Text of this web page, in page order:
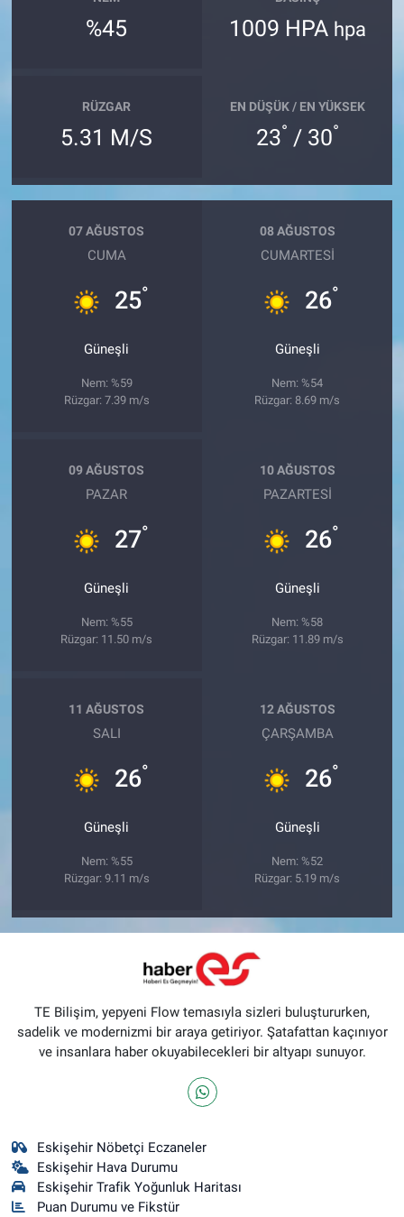
%45 1009 HPA hpa
RÜZGAR
5.31 M/S
EN DÜŞÜK / EN YÜKSEK
23° / 30°
07 AĞUSTOS
CUMA
25°
Güneşli
Nem: %59
Rüzgar: 7.39 m/s
08 AĞUSTOS
CUMARTESI
26°
Güneşli
Nem: %54
Rüzgar: 8.69 m/s
09 AĞUSTOS
PAZAR
27°
Güneşli
Nem: %55
Rüzgar: 11.50 m/s
10 AĞUSTOS
PAZARTESI
26°
Güneşli
Nem: %58
Rüzgar: 11.89 m/s
11 AĞUSTOS
SALI
26°
Güneşli
Nem: %55
Rüzgar: 9.11 m/s
12 AĞUSTOS
ÇARŞAMBA
26°
Güneşli
Nem: %52
Rüzgar: 5.19 m/s
TE Bilişim, yepyeni Flow temasıyla sizleri buluştururken,
sadelik ve modernizmi bir araya getiriyor. Şatafattan kaçınıyor
ve insanlara haber okuyabilecekleri bir altyapı sunuyor.
Eskişehir Nöbetçi Eczaneler
Eskişehir Hava Durumu
Eskişehir Trafik Yoğunluk Haritası
Puan Durumu ve Fikstür